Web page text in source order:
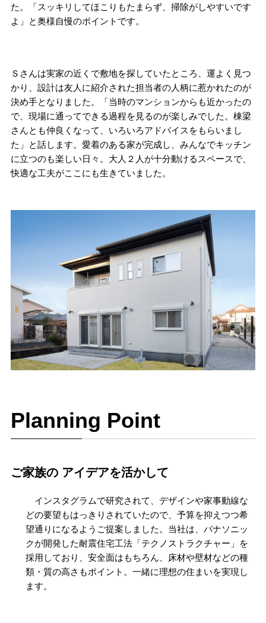
た。「スッキリしてほこりもたまらず、掃除がしやすいです
よ」と奥様自慢のポイントです。
Ｓさんは実家の近くで敷地を探していたところ、運よく見つ
かり、設計は友人に紹介された担当者の人柄に惹かれたのが
決め手となりました。「当時のマンションからも近かったの
で、現場に通ってできる過程を見るのが楽しみでした。棟梁
さんとも仲良くなって、いろいろアドバイスをもらいまし
た」と話します。愛着のある家が完成し、みんなでキッチン
に立つのも楽しい日々。大人２人が十分動けるスペースで、
快適な工夫がここにも生きていました。
Planning Point
ご家族の アイデアを活かして
インスタグラムで研究されて、デザインや家事動線な
どの要望もはっきりされていたので、予算を抑えつつ希
望通りになるようご提案しました。当社は、パナソニッ
クが開発した耐震住宅工法「テクノストラクチャー」を
採用しており、安全面はもちろん、床材や壁材などの種
類・質の高さもポイント。一緒に理想の住まいを実現し
ます。